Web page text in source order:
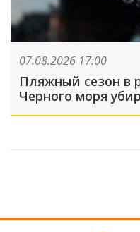
07.08.2026 17:00
Пляжный сезон в
Черного моря